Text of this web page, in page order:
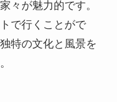
々が魅力的です。
で行くことがで
特の文化と風景を